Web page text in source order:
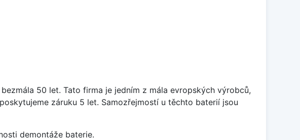
50 let. Tato firma je jedním z mála evropských výrobců,
záruku 5 let. Samozřejmostí u těchto baterií jsou
demontáže baterie.